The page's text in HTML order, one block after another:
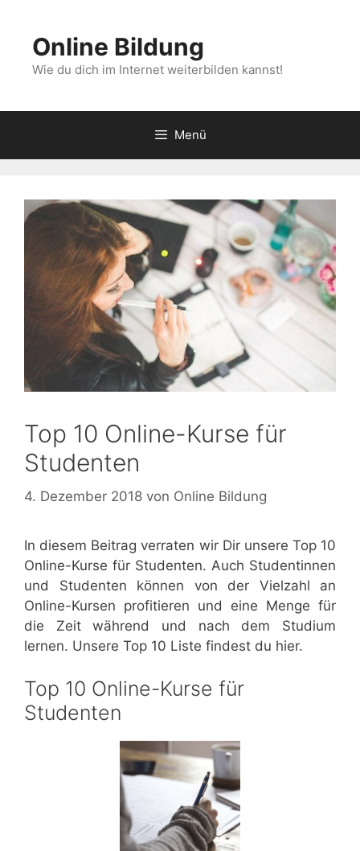
springenOnline Bildung
Wie du dich im Internet weiterbilden kannst!
Menü
Top 10 Online-Kurse für
Studenten
4. Dezember 2018 von Online Bildung
In diesem Beitrag verraten wir Dir unsere Top 10
Online-Kurse für Studenten. Auch Studentinnen
und Studenten können von der Vielzahl an
Online-Kursen profitieren und eine Menge für
die Zeit während und nach dem Studium
lernen. Unsere Top 10 Liste findest du hier.
Top 10 Online-Kurse für
Studenten